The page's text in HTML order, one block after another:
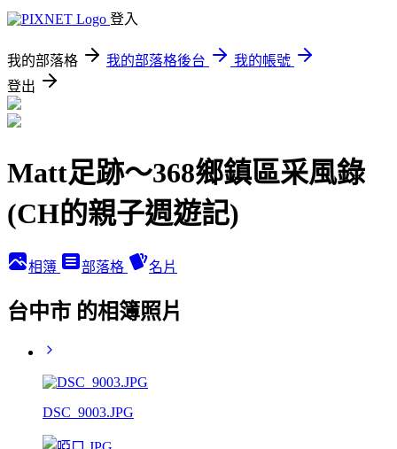
登入
我的部落格 我的部落格後台
我的帳號
登出
Matt足跡～368鄉鎮區采風錄
(CH的親子週遊記)
相簿 部落格 名片
台中市 的相簿照片
DSC_9003.JPG